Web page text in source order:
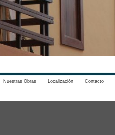
·Nuestras Obras ·Localización ·Contacto